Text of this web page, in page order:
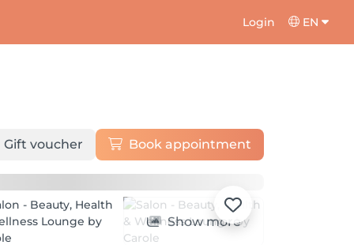
Login EN
Gift voucher Book appointment
Show more